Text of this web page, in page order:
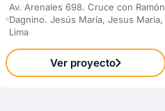
Av. Arenales 698. Cruce con Ramón
Dagnino. Jesús María, Jesus Maria,
Lima
Ver proyecto